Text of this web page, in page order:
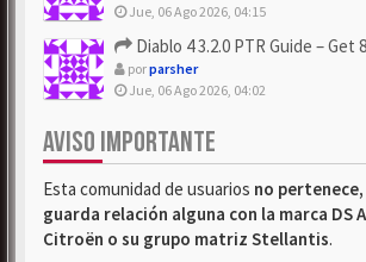
Jue, 06 Ago 2026, 04:15
Diablo 4 3.2.0 PTR Guide – Get 8% Off
porparsher
Jue, 06 Ago 2026, 04:02
AVISO IMPORTANTE
Esta comunidad de usuarios no
guarda relación alguna con la marca DS
Citroën o su grupo matriz Stellantis.